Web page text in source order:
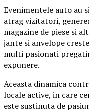
Evenimentele auto au
atrag vizitatori,
magazine de piese si
jante si anvelope
multi pasionati
expunere.
Aceasta dinamica
locale active, in care
este sustinuta de